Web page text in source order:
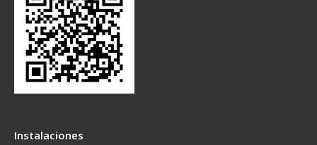
Instalaciones